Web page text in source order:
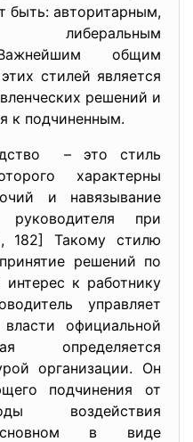
быть: авторитарным,
либеральным
Важнейшим общим
стилей является
решений и
к подчиненным.
– это cтиль
характерны
и навязывание
при
182] Такому стилю
решений по
к работнику
управляет
официальной
определяется
организации. Он
подчинения от
воздействия
в виде